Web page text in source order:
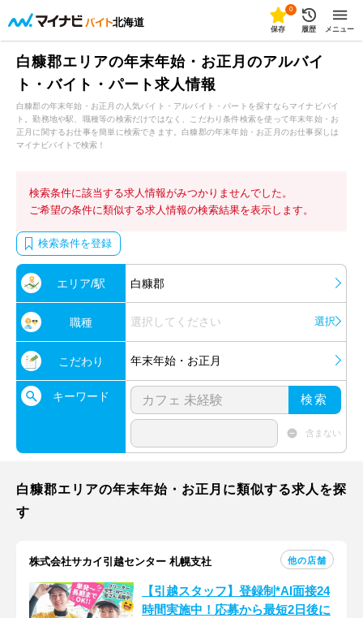
北海道
0
保存 履歴 メニュー
白糠郡エリアの年末年始・お正月のアルバイ
ト・バイト・パート求人情報
白糠郡の年末年始・お正月の人気バイト・アルバイト・パートを探すならマイナビバイ
ト。勤務地や駅、職種等の検索だけではなく、こだわり条件検索を使って年末年始・お
正月に関するお仕事を簡単に検索できます。白糠郡の年末年始・お正月のお仕事探しは
マイナビバイトで検索！
検索条件に該当する求人情報がみつかりませんでした。
ご希望の条件に類似する求人情報の検索結果を表示します。
検索条件を登録
エリア/駅 白糠郡
職種 選択してください 選択
こだわり 年末年始・お正月
キーワード 検索
含まない
白糠郡エリアの年末年始・お正月に類似する求人を探
す
株式会社サカイ引越センター 札幌支社 他の店舗
【引越スタッフ】登録制*AI面接24
時間実施中！応募から最短2日後に